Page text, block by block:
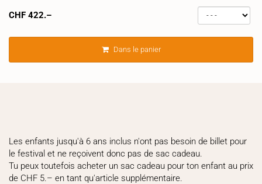
CHF 422.–
Dans le panier
Les enfants jusqu'à 6 ans inclus n'ont pas besoin de billet pour
le festival et ne reçoivent donc pas de sac cadeau.
Tu peux toutefois acheter un sac cadeau pour ton enfant au prix
de CHF 5.– en tant qu'article supplémentaire.